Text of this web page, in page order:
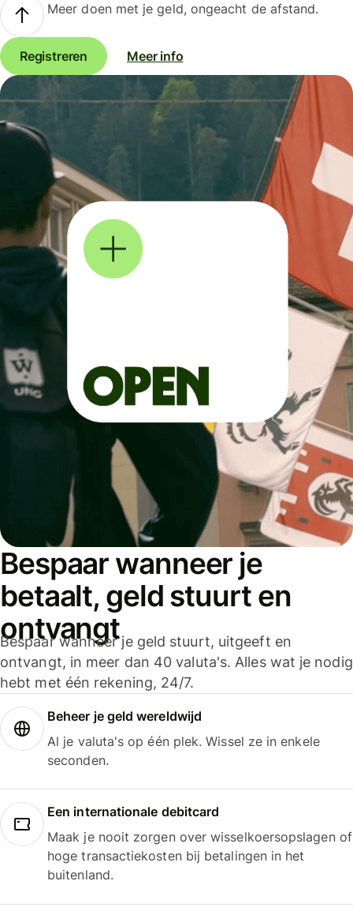
Meer doen met je geld, ongeacht de afstand.
Registreren Meer info
Bespaar wanneer je
betaalt, geld stuurt en
ontvangt
Bespaar wanneer je geld stuurt, uitgeeft en
ontvangt, in meer dan 40 valuta's. Alles wat je nodig
hebt met één rekening, 24/7.
Beheer je geld wereldwijd
Al je valuta's op één plek. Wissel ze in enkele
seconden.
Een internationale debitcard
Maak je nooit zorgen over wisselkoersopslagen of
hoge transactiekosten bij betalingen in het
buitenland.